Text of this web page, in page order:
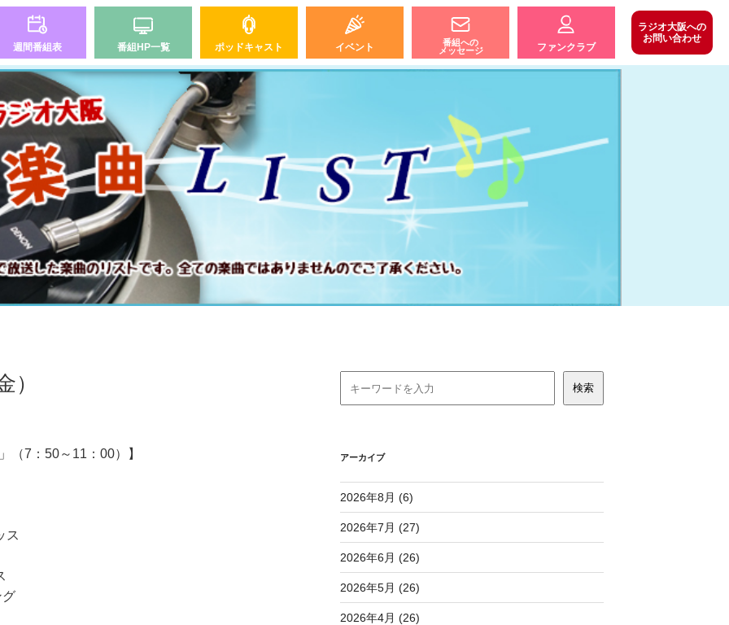
週間番組表 番組HP一覧 ポッドキャスト イベント
番組への
メッセージ
ファンクラブ
ラジオ大阪への
お問い合わせ
）
（7：50～11：00）】
ス
アーカイブ
2026年8月 (6)
2026年7月 (27)
2026年6月 (26)
2026年5月 (26)
2026年4月 (26)